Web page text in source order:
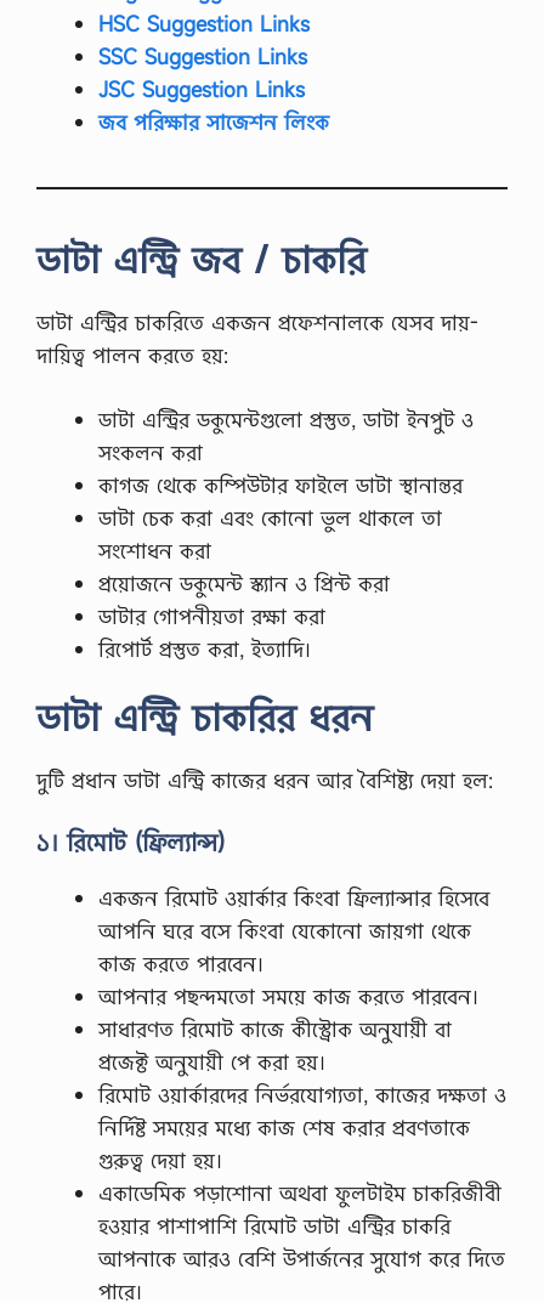
HSC Suggestion Links
SSC Suggestion Links
JSC Suggestion Links
জব পরিক্ষার সাজেশন লিংক
ডাটা এন্ট্রি জব / চাকরি
ডাটা এন্ট্রির চাকরিতে একজন প্রফেশনালকে যেসব দায়-
দায়িত্ব পালন করতে হয়:
ডাটা এন্ট্রির ডকুমেন্টগুলো প্রস্তুত, ডাটা ইনপুট ও
সংকলন করা
কাগজ থেকে কম্পিউটার ফাইলে ডাটা স্থানান্তর
ডাটা চেক করা এবং কোনো ভুল থাকলে তা
সংশোধন করা
প্রয়োজনে ডকুমেন্ট স্ক্যান ও প্রিন্ট করা
ডাটার গোপনীয়তা রক্ষা করা
রিপোর্ট প্রস্তুত করা, ইত্যাদি।
ডাটা এন্ট্রি চাকরির ধরন
দুটি প্রধান ডাটা এন্ট্রি কাজের ধরন আর বৈশিষ্ট্য দেয়া হল:
১। রিমোট (ফ্রিল্যান্স)
একজন রিমোট ওয়ার্কার কিংবা ফ্রিল্যান্সার হিসেবে
আপনি ঘরে বসে কিংবা যেকোনো জায়গা থেকে
কাজ করতে পারবেন।
আপনার পছন্দমতো সময়ে কাজ করতে পারবেন।
সাধারণত রিমোট কাজে কীস্ট্রোক অনুযায়ী বা
প্রজেক্ট অনুযায়ী পে করা হয়।
রিমোট ওয়ার্কারদের নির্ভরযোগ্যতা, কাজের দক্ষতা ও
নির্দিষ্ট সময়ের মধ্যে কাজ শেষ করার প্রবণতাকে
গুরুত্ব দেয়া হয়।
একাডেমিক পড়াশোনা অথবা ফুলটাইম চাকরিজীবী
হওয়ার পাশাপাশি রিমোট ডাটা এন্ট্রির চাকরি
আপনাকে আরও বেশি উপার্জনের সুযোগ করে দিতে
পারে।